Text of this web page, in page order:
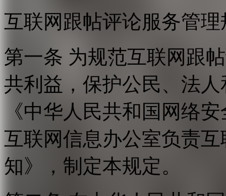
互联网跟帖评论服务管理
第一条 为规范互联网跟
共利益，保护公民、法
《中华人民共和国网络
互联网信息办公室负责
知》，制定本规定。